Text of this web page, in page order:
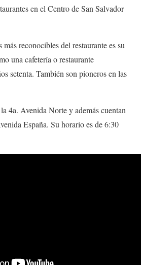
en el Centro de San Salvador
reconocibles del restaurante es su
una cafetería o restaurante
setenta. También son pioneros en las
4a. Avenida Norte y además cuentan
España. Su horario es de 6:30